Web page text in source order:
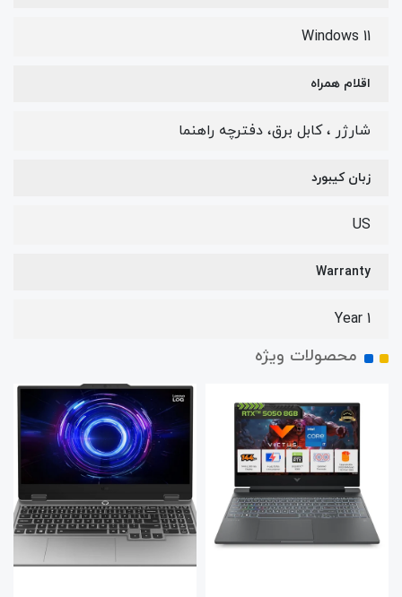
Windows 11
اقلام همراه
شارژر ، کابل برق، دفترچه راهنما
زبان کیبورد
US
Warranty
1 Year
محصولات ویژه